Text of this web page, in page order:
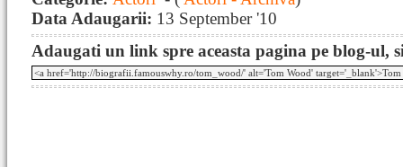
Data Adaugarii: 13 September '10
Adaugati un link spre aceasta pagina pe blog-ul,